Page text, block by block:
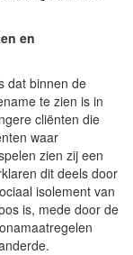
en
dat binnen de
te zien is in
cliënten die
waar
zien zij een
dit deels door
isolement van
is, mede door de